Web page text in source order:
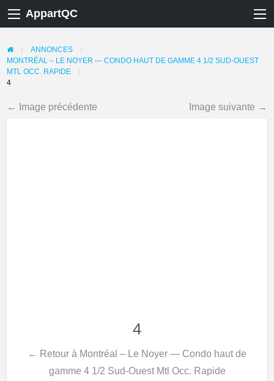
AppartQC
ANNONCES
MONTRÉAL – LE NOYER — CONDO HAUT DE GAMME 4 1/2 SUD-OUEST
MTL OCC. RAPIDE
4
← Image précédente Image suivante →
4
← Retour à Montréal – Le Noyer — Condo haut de
gamme 4 1/2 Sud-Ouest Mtl Occ. Rapide